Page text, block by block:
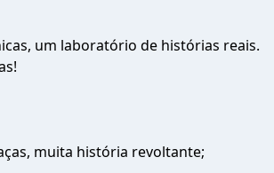
um laboratório de histórias reais.
muita história revoltante;